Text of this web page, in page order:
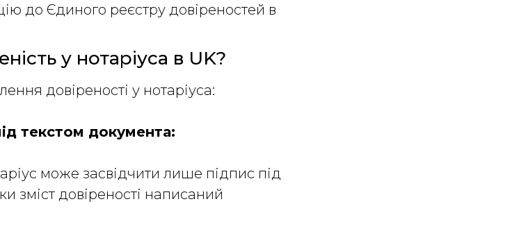
до Єдиного реєстру довіреностей в
у нотаріуса в UK?
довіреності у нотаріуса:
текстом документа:
може засвідчити лише підпис під
зміст довіреності написаний